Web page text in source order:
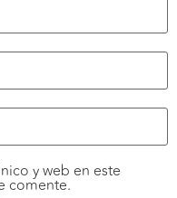
y web en este
comente.